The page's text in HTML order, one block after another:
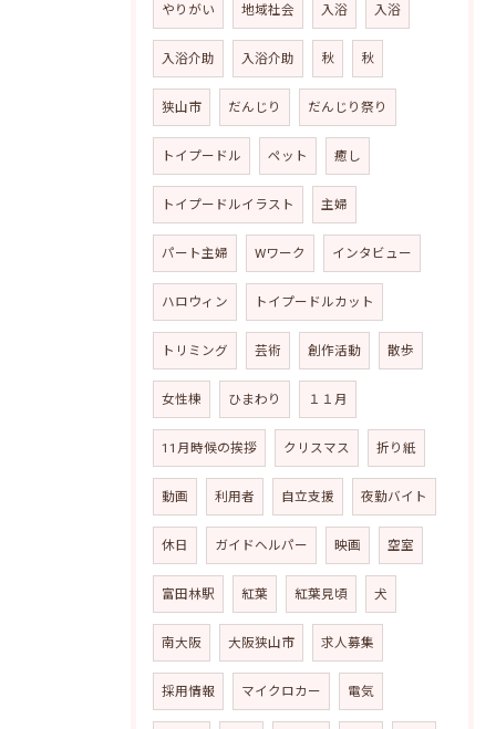
やりがい 地域社会 入浴 入浴
入浴介助 入浴介助 秋 秋
狭山市 だんじり だんじり祭り
トイプードル ペット 癒し
トイプードルイラスト 主婦
パート主婦 Wワーク インタビュー
ハロウィン トイプードルカット
トリミング 芸術 創作活動 散歩
女性棟 ひまわり １１月
11月時候の挨拶 クリスマス 折り紙
動画 利用者 自立支援 夜勤バイト
休日 ガイドヘルパー 映画 空室
富田林駅 紅葉 紅葉見頃 犬
南大阪 大阪狭山市 求人募集
採用情報 マイクロカー 電気